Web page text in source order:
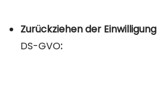
Zurückziehen der Einwilligung
DS-GVO: